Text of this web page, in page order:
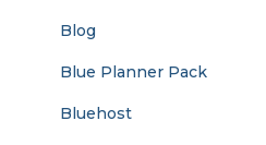
Blog
Blue Planner Pack
Bluehost